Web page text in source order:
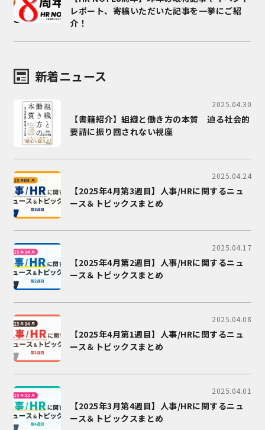
レポート、寄稿いただいた記事を一挙にご紹
介！
新着ニュース
2025.04.30
【書籍紹介】組織と働き方の本質 迫る社会的
要請に振り回されない視座
2025.04.24
【2025年4月第3週目】人事/HRに関するニュ
ース＆トピックスまとめ
2025.04.17
【2025年4月第2週目】人事/HRに関するニュ
ース＆トピックスまとめ
2025.04.08
【2025年4月第1週目】人事/HRに関するニュ
ース＆トピックスまとめ
2025.04.01
【2025年3月第4週目】人事/HRに関するニュ
ース＆トピックスまとめ